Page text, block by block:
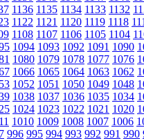
1136 1135 1134 1133 1132
1122 1121 1120 1119 1118
1108 1107 1106 1105 1104
1094 1093 1092 1091 1090
1080 1079 1078 1077 1076
1066 1065 1064 1063 1062
1052 1051 1050 1049 1048
1038 1037 1036 1035 1034
1024 1023 1022 1021 1020
1010 1009 1008 1007 1006
996 995 994 993 992 991 990